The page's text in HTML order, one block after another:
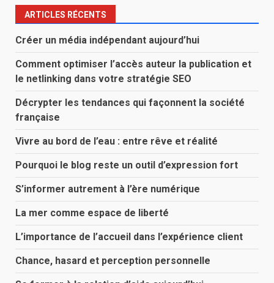
ARTICLES RÉCENTS
Créer un média indépendant aujourd’hui
Comment optimiser l’accès auteur la publication et
le netlinking dans votre stratégie SEO
Décrypter les tendances qui façonnent la société
française
Vivre au bord de l’eau : entre rêve et réalité
Pourquoi le blog reste un outil d’expression fort
S’informer autrement à l’ère numérique
La mer comme espace de liberté
L’importance de l’accueil dans l’expérience client
Chance, hasard et perception personnelle